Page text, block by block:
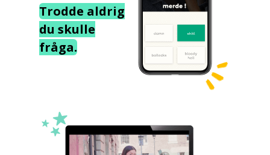
Trodde aldrig
du skulle
fråga.